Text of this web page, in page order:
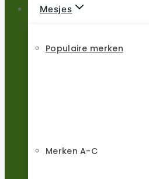
Mesjes
Populaire merken
Merken A-C